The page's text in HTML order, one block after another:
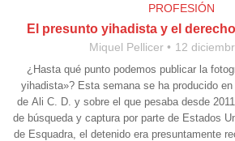
PROFESIÓN
El presunto yihadista y el
Miquel Pellicer 12
¿Hasta qué punto podemos publicar la
yihadista»? Esta semana se ha producido
de Ali C. D. y sobre el que pesaba desde
de búsqueda y captura por parte de Estados
de Esquadra, el detenido era presuntamente